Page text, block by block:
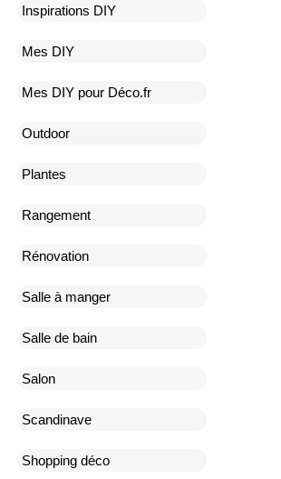
Inspirations DIY
Mes DIY
Mes DIY pour Déco.fr
Outdoor
Plantes
Rangement
Rénovation
Salle à manger
Salle de bain
Salon
Scandinave
Shopping déco